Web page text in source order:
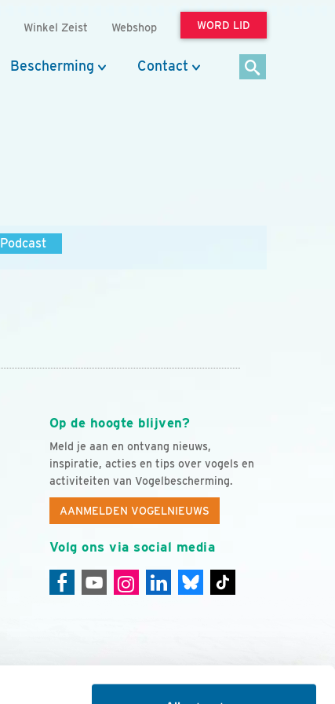
Winkel Zeist Webshop WORD LID
Bescherming Contact
Podcast
Op de hoogte blijven?
Meld je aan en ontvang nieuws,
inspiratie, acties en tips over vogels en
activiteiten van Vogelbescherming.
AANMELDEN VOGELNIEUWS
Volg ons via social media